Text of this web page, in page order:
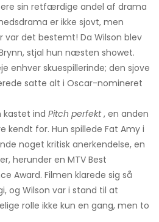
sin retfærdige andel af drama
er ikke sjovt, men
var det bestemt! Da Wilson blev
stjal hun næsten showet.
enhver skuespillerinde; den sjove
satte alt i Oscar-nomineret
kastet ind Pitch perfekt, en anden
for. Hun spillede Fat Amy i
noget kritisk anerkendelse, en
herunder en MTV Best
Award. Filmen klarede sig så
og Wilson var i stand til at
rolle ikke kun en gang, men to